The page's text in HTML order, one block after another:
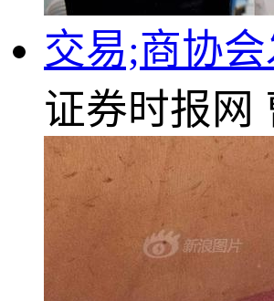
交易;商协
证券时报网